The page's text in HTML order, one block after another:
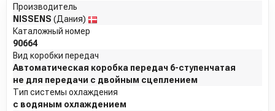
Производитель
NISSENS (Дания)
Каталожный номер
90664
Вид коробки передач
Автоматическая коробка передач 6-ступенчатая
не для передачи с двойным сцеплением
Тип системы охлаждения
с водяным охлаждением